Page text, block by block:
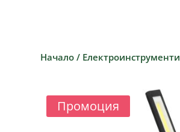
Начало / Електроинструменти
Промоция